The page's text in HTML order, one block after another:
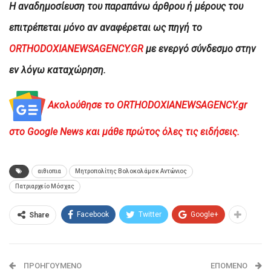
H αναδημοσίευση του παραπάνω άρθρου ή μέρους του
επιτρέπεται μόνο αν αναφέρεται ως πηγή το
ORTHODOXIANEWSAGENCY.GR με ενεργό σύνδεσμο στην
εν λόγω καταχώρηση.
Ακολούθησε το ORTHODOXIANEWSAGENCY.gr
στο Google News και μάθε πρώτος όλες τις ειδήσεις.
αιθιοπια Μητροπολίτης Βολοκολάμσκ Αντώνιος
Πατριαρχείο Μόσχας
Share Facebook Twitter Google+
ΠΡΟΗΓΟΎΜΕΝΟ ΕΠΌΜΕΝΟ